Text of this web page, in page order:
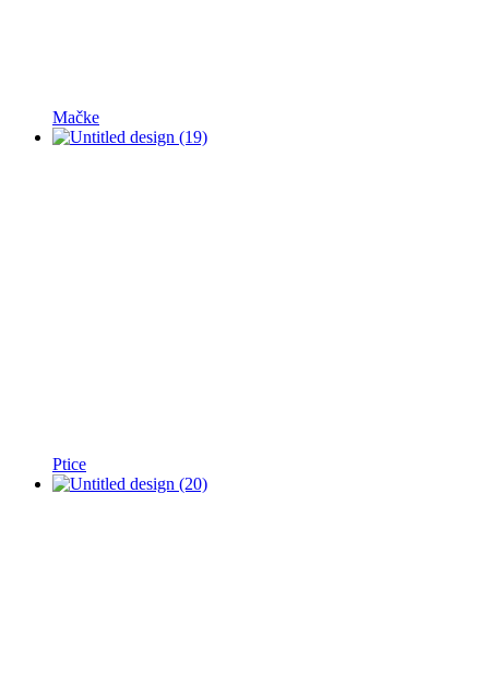
Mačke
Ptice